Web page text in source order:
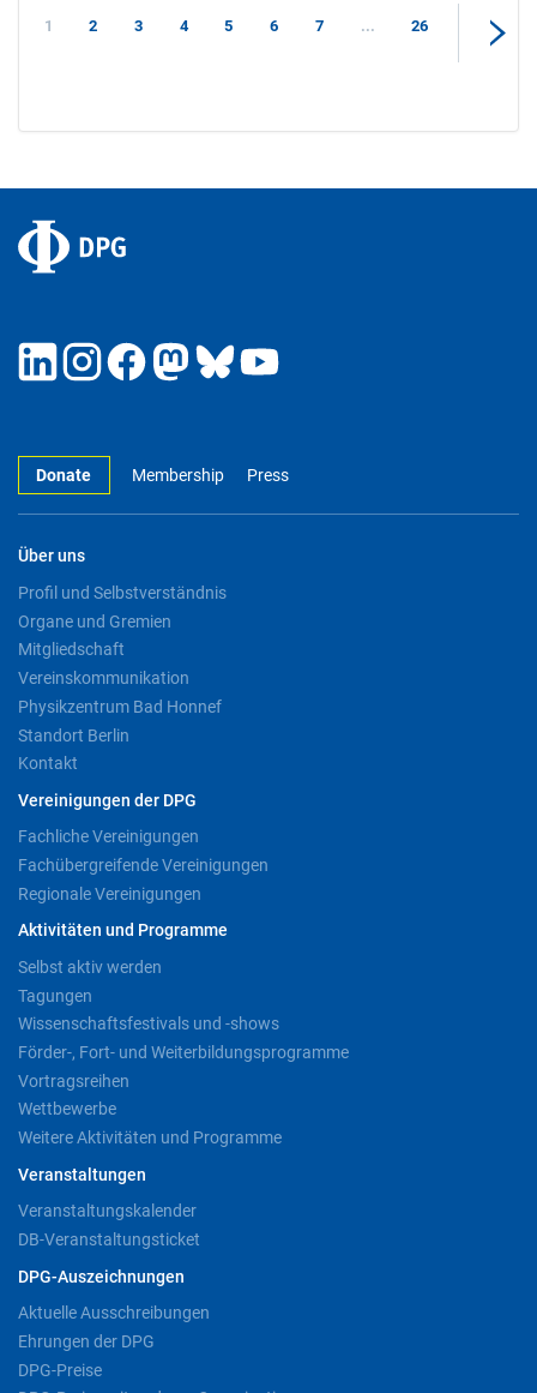
1 2 3 4 5 6 7 ... 26
Donate Membership Press
Über uns
Profil und Selbstverständnis
Organe und Gremien
Mitgliedschaft
Vereinskommunikation
Physikzentrum Bad Honnef
Standort Berlin
Kontakt
Vereinigungen der DPG
Fachliche Vereinigungen
Fachübergreifende Vereinigungen
Regionale Vereinigungen
Aktivitäten und Programme
Selbst aktiv werden
Tagungen
Wissenschaftsfestivals und -shows
Förder-, Fort- und Weiterbildungsprogramme
Vortragsreihen
Wettbewerbe
Weitere Aktivitäten und Programme
Veranstaltungen
Veranstaltungskalender
DB-Veranstaltungsticket
DPG-Auszeichnungen
Aktuelle Ausschreibungen
Ehrungen der DPG
DPG-Preise